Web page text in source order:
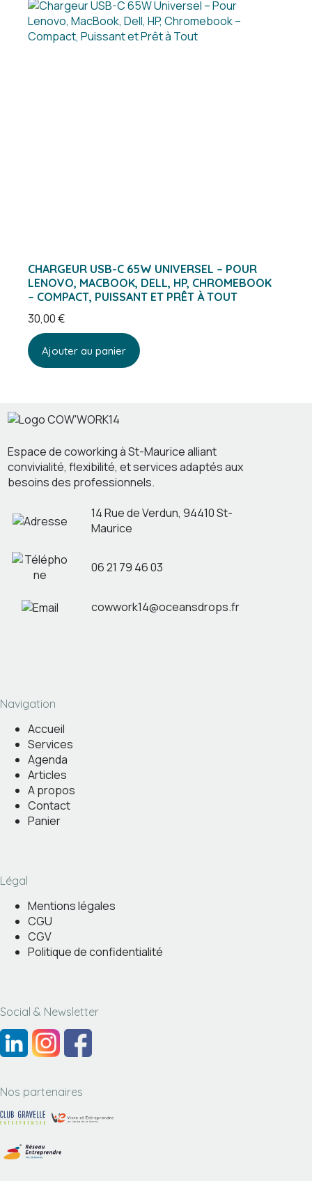
CHARGEUR USB-C 65W UNIVERSEL – POUR
LENOVO, MACBOOK, DELL, HP, CHROMEBOOK
– COMPACT, PUISSANT ET PRÊT À TOUT
30,00€
Ajouter au panier
Espace de coworking à St-Maurice alliant
convivialité, flexibilité, et services adaptés aux
besoins des professionnels.
14 Rue de Verdun, 94410 St-
Maurice
06 21 79 46 03
cowwork14@oceansdrops.fr
Navigation
Accueil
Services
Agenda
Articles
A propos
Contact
Panier
Légal
Mentions légales
CGU
CGV
Politique de confidentialité
Social & Newsletter
Nos partenaires